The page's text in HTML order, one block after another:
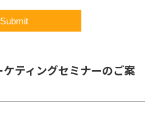
ティングセミナーのご案